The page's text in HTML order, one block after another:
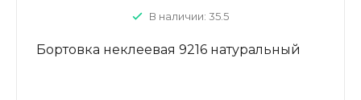
В наличии: 35.5
Бортовка неклеевая 9216 натуральный